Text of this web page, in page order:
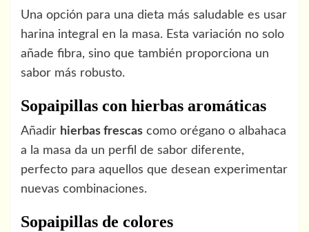
Una opción para una dieta más saludable es usar
harina integral en la masa. Esta variación no solo
añade fibra, sino que también proporciona un
sabor más robusto.
Sopaipillas con hierbas aromáticas
Añadir hierbas frescas como orégano o albahaca
a la masa da un perfil de sabor diferente,
perfecto para aquellos que desean experimentar
nuevas combinaciones.
Sopaipillas de colores